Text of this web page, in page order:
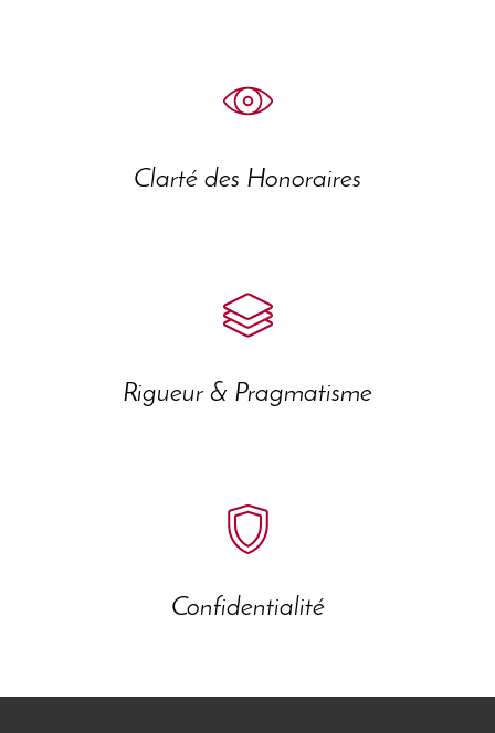
Clarté des Honoraires
Rigueur & Pragmatisme
Confidentialité